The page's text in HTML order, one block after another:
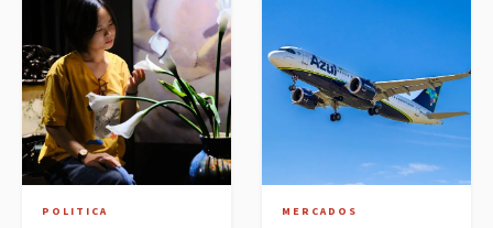
POLITICA MERCADOS